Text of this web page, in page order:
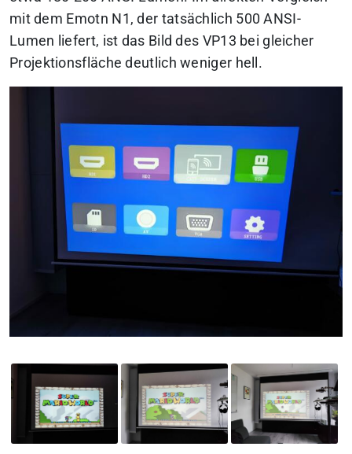
mit dem Emotn N1, der tatsächlich 500 ANSI-
Lumen liefert, ist das Bild des VP13 bei gleicher
Projektionsfläche deutlich weniger hell.